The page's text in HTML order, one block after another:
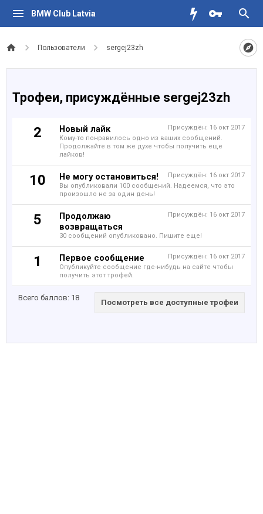
BMW Club Latvia
Пользователи sergej23zh
Трофеи, присуждённые sergej23zh
2 Присуждён: 16 окт 2017
Новый лайк
Кому-то понравилось одно из ваших сообщений.
Продолжайте в том же духе чтобы получить еще
лайков!
10 Присуждён: 16 окт 2017
Не могу остановиться!
Вы опубликовали 100 сообщений. Надеемся, что это
произошло не за один день!
5 Присуждён: 16 окт 2017
Продолжаю
возвращаться
30 сообщений опубликовано. Пишите еще!
1 Присуждён: 16 окт 2017
Первое сообщение
Опубликуйте сообщение где-нибудь на сайте чтобы
получить этот трофей.
Всего баллов: 18
Посмотреть все доступные трофеи